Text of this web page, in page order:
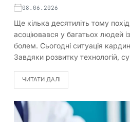
08.06.2026
Ще кілька десятиліть тому
асоціювався у багатьох людей
болем. Сьогодні ситуація
Завдяки розвитку технологій,
ЧИТАТИ ДАЛІ